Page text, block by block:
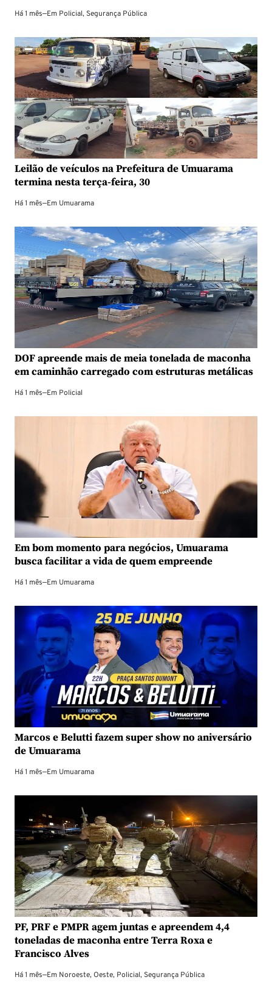
Há 1 mês—Em Policial, Segurança Pública
Leilão de veículos na Prefeitura de Umuarama
termina nesta terça-feira, 30
Há 1 mês—Em Umuarama
DOF apreende mais de meia tonelada de maconha
em caminhão carregado com estruturas metálicas
Há 1 mês—Em Policial
Em bom momento para negócios, Umuarama
busca facilitar a vida de quem empreende
Há 1 mês—Em Umuarama
Marcos e Belutti fazem super show no aniversário
de Umuarama
Há 1 mês—Em Umuarama
PF, PRF e PMPR agem juntas e apreendem 4,4
toneladas de maconha entre Terra Roxa e
Francisco Alves
Há 1 mês—Em Noroeste,Oeste, Policial, Segurança Pública